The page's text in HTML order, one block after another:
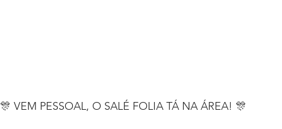
🎊 VEM PESSOAL, O SALÉ FOLIA TÁ NA ÁREA! 🎊